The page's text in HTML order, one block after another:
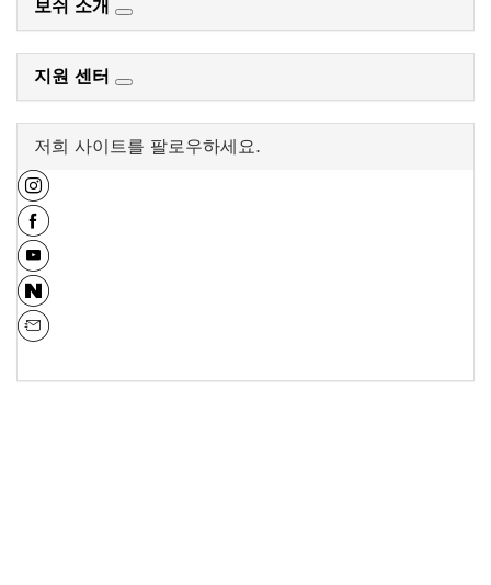
보쉬 소개
지원 센터
저희 사이트를 팔로우하세요.